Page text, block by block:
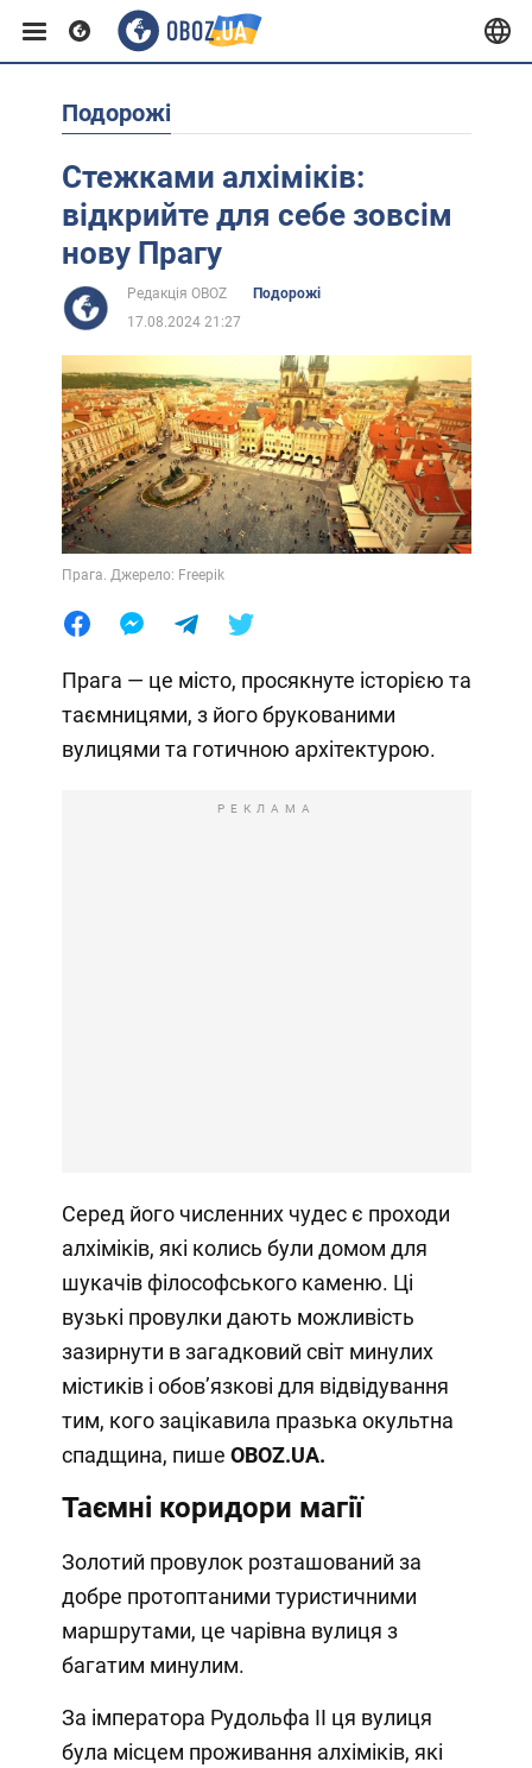
Європа
США
Африка
Життя
Лайфхаки
Подорожі
Стежками алхіміків:
відкрийте для себе зовсім
нову Прагу
Редакція OBOZ
Подорожі
17.08.2024 21:27
Прага. Джерело: Freepik
Прага — це місто, просякнуте історією та
таємницями, з його брукованими
вулицями та готичною архітектурою.
РЕКЛАМА
Серед його численних чудес є проходи
алхіміків, які колись були домом для
шукачів філософського каменю. Ці
вузькі провулки дають можливість
зазирнути в загадковий світ минулих
містиків і обов’язкові для відвідування
тим, кого зацікавила празька окультна
спадщина, пише OBOZ.UA.
Таємні коридори магії
Золотий провулок розташований за
добре протоптаними туристичними
маршрутами, це чарівна вулиця з
багатим минулим.
За імператора Рудольфа II ця вулиця
була місцем проживання алхіміків, які